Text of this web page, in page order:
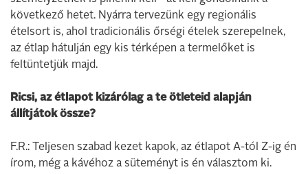
következő hetet. Nyárra tervezünk egy regionális
ételsort is, ahol tradicionális őrségi ételek szerepelnek,
az étlap hátulján egy kis térképen a termelőket is
feltüntetjük majd.
Ricsi, az étlapot kizárólag a te ötleteid alapján
állítjátok össze?
F.R.: Teljesen szabad kezet kapok, az étlapot A-tól Z-ig én
írom, még a kávéhoz a süteményt is én választom ki.